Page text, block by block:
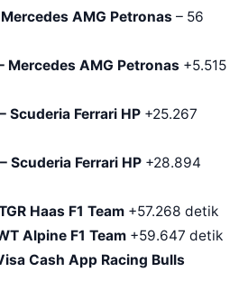
AMG Petronas – 56
Mercedes AMG Petronas +5.515
Scuderia Ferrari HP+25.267
Scuderia Ferrari HP+28.894
Haas F1 Team+57.268 detik
Alpine F1 Team+59.647 detik
Cash App Racing Bulls